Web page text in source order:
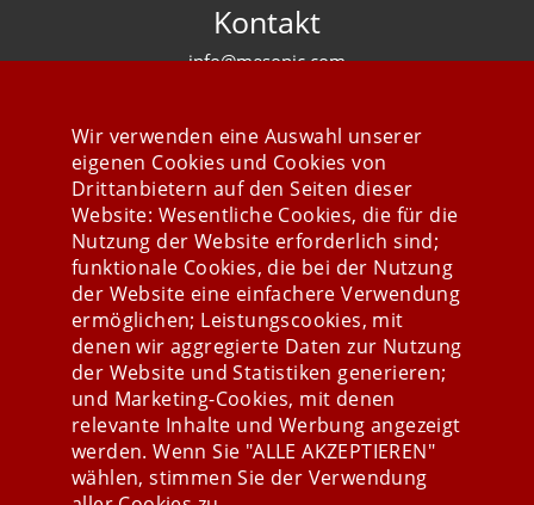
Kontakt
info@mesonic.com
Stay connected
Wir verwenden eine Auswahl unserer
eigenen Cookies und Cookies von
Drittanbietern auf den Seiten dieser
Website: Wesentliche Cookies, die für die
Nutzung der Website erforderlich sind;
funktionale Cookies, die bei der Nutzung
der Website eine einfachere Verwendung
ermöglichen; Leistungscookies, mit
denen wir aggregierte Daten zur Nutzung
der Website und Statistiken generieren;
und Marketing-Cookies, mit denen
relevante Inhalte und Werbung angezeigt
werden. Wenn Sie "ALLE AKZEPTIEREN"
wählen, stimmen Sie der Verwendung